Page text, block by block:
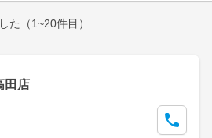
ら
た （1~20件目）
田店